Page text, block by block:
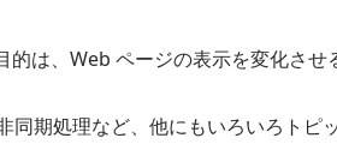
的は、Web ページの表示を変化させ
同期処理など、他にもいろいろトピ